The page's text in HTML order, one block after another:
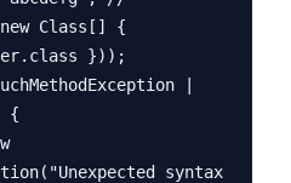
}));
{
syntax